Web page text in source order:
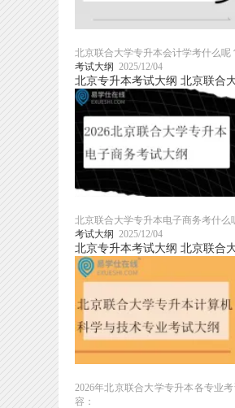
北京联合大学专升本会计学考什么呢
考试大纲 2025/12/04
北京专升本考试大纲 北京联合
北京联合大学专升本电子商务考什么
考试大纲 2025/12/04
北京专升本考试大纲 北京联合
2026年北京联合大学专升本各专业
容：